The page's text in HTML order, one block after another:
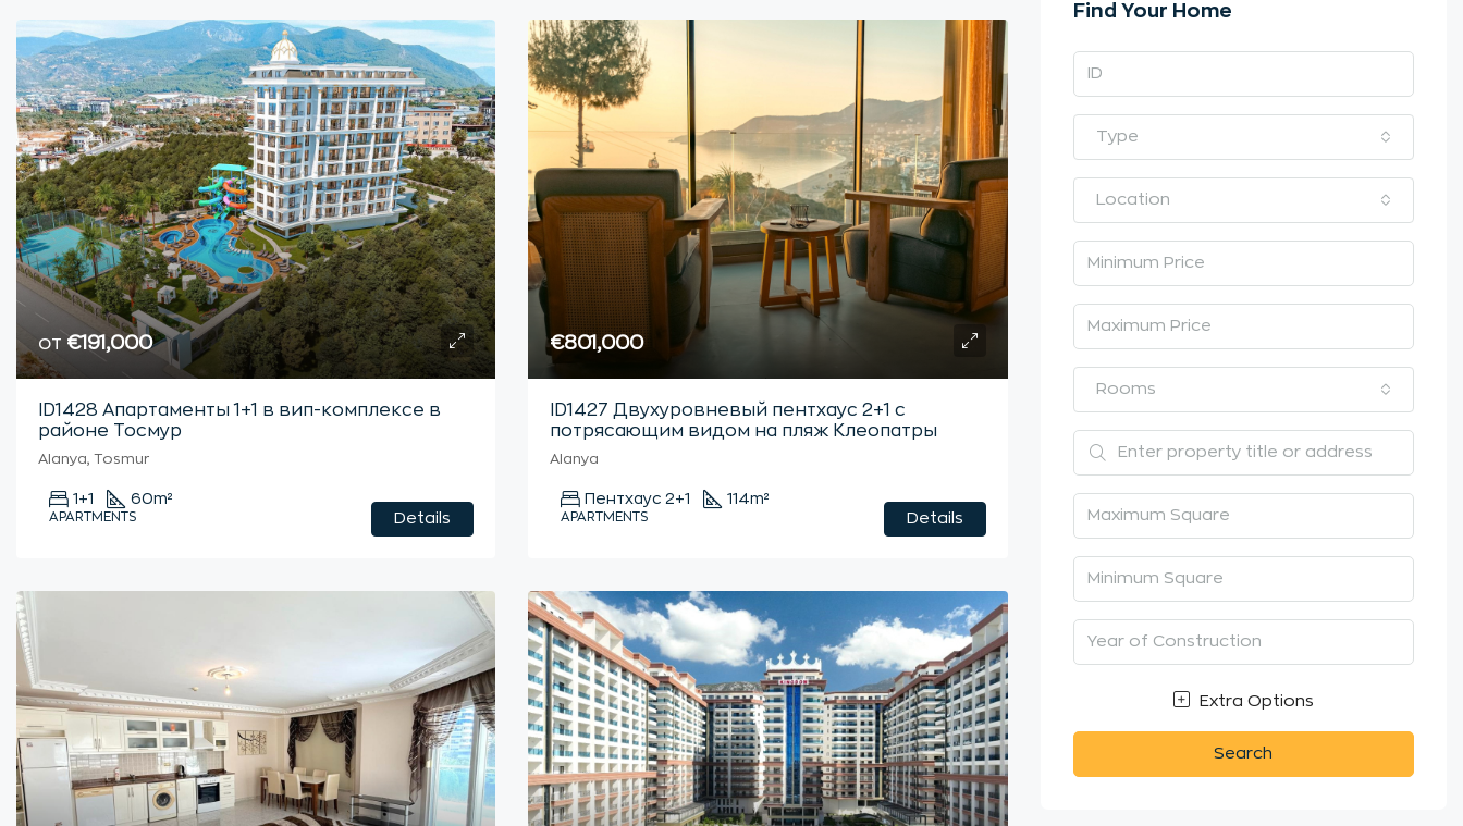
от €191,000
ID1428 Апартаменты 1+1 в вип-комплексе в
районе Тосмур
Alanya, Tosmur
1+1 60m²
APARTMENTS Details
€801,000
ID1427 Двухуровневый пентхаус 2+1 с
потрясающим видом на пляж Клеопатры
Alanya
Пентхаус 2+1 114m²
APARTMENTS Details
Find Your Home
Type
Location
Rooms
Extra Options
Search